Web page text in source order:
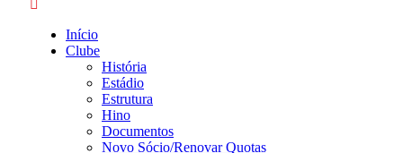
Início
Clube
História
Estádio
Estrutura
Hino
Documentos
Novo Sócio/Renovar Quotas